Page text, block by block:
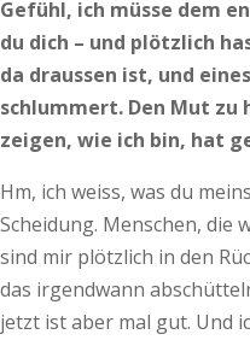
Gefühl, ich müsse dem
du dich – und plötzlich
da draussen ist, und
schlummert. Den Mut zu
zeigen, wie ich bin, hat
Hm, ich weiss, was du
Scheidung. Menschen, die
sind mir plötzlich in den
das irgendwann
jetzt ist aber mal gut. Und